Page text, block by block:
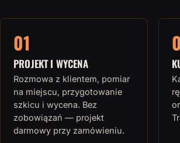
01
PROJEKT I WYCENA
Rozmowa z klientem, pomiar
na miejscu, przygotowanie
szkicu i wycena. Bez
zobowiązań — projekt
darmowy przy zamówieniu.